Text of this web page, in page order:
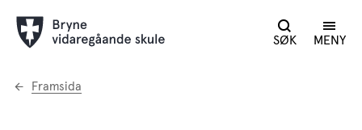
SØK MENY
Du
Framsida